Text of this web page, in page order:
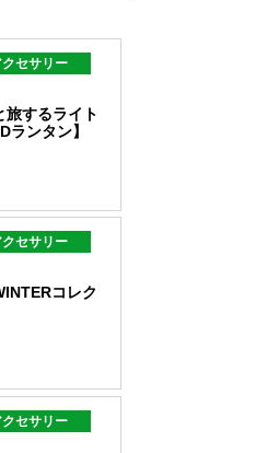
クセサリー
旅するライト
ランタン】
クセサリー
コレク
クセサリー